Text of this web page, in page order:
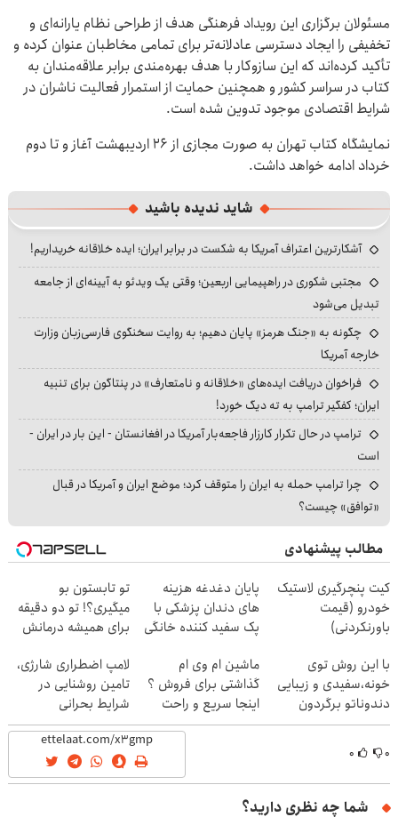
مسئولان برگزاری این رویداد فرهنگی هدف از طراحی نظام یارانه‌ای و
تخفیفی را ایجاد دسترسی عادلانه‌تر برای تمامی مخاطبان عنوان کرده و
تأکید کرده‌اند که این سازوکار با هدف بهره‌مندی برابر علاقه‌مندان به
کتاب در سراسر کشور و همچنین حمایت از استمرار فعالیت ناشران در
شرایط اقتصادی موجود تدوین شده است.
نمایشگاه کتاب تهران به صورت مجازی از ۲۶ اردیبهشت آغاز و تا دوم
خرداد ادامه خواهد داشت.
شاید ندیده باشید
آشکارترین اعتراف آمریکا به شکست در برابر ایران؛ ایده خلاقانه خریداریم!
مجتبی شکوری در راهپیمایی اربعین؛ وقتی یک ویدئو به آیینه‌ای از جامعه
تبدیل می‌شود
چگونه به «جنگ هرمز» پایان دهیم؛ به روایت سخنگوی فارسی‌زبان وزارت
خارجه آمریکا
فراخوان دریافت ایده‌های «خلاقانه و نامتعارف» در پنتاگون برای تنبیه
ایران؛ کفگیر ترامپ به ته دیگ خورد!
ترامپ در حال تکرار کارزار فاجعه‌بار آمریکا در افغانستان - این بار در ایران -
است
چرا ترامپ حمله به ایران را متوقف کرد؛ موضع ایران و آمریکا در قبال
«توافق» چیست؟
مطالب پیشنهادی
کیت پنچرگیری لاستیک
خودرو (قیمت
باورنکردنی)
پایان دغدغه هزینه
های دندان پزشکی با
پک سفید کننده خانگی
تو تابستون بو
میگیری؟! تو دو دقیقه
برای همیشه درمانش
با این روش توی
خونه،سفیدی و زیبایی
دندوناتو برگردون
(40%off)
ماشین ام وی ام
گذاشتی برای فروش ؟
اینجا سریع و راحت
بفروش
لامپ اضطراری شارژی،
تامین روشنایی در
شرایط بحرانی
۰ ۰
شما چه نظری دارید؟